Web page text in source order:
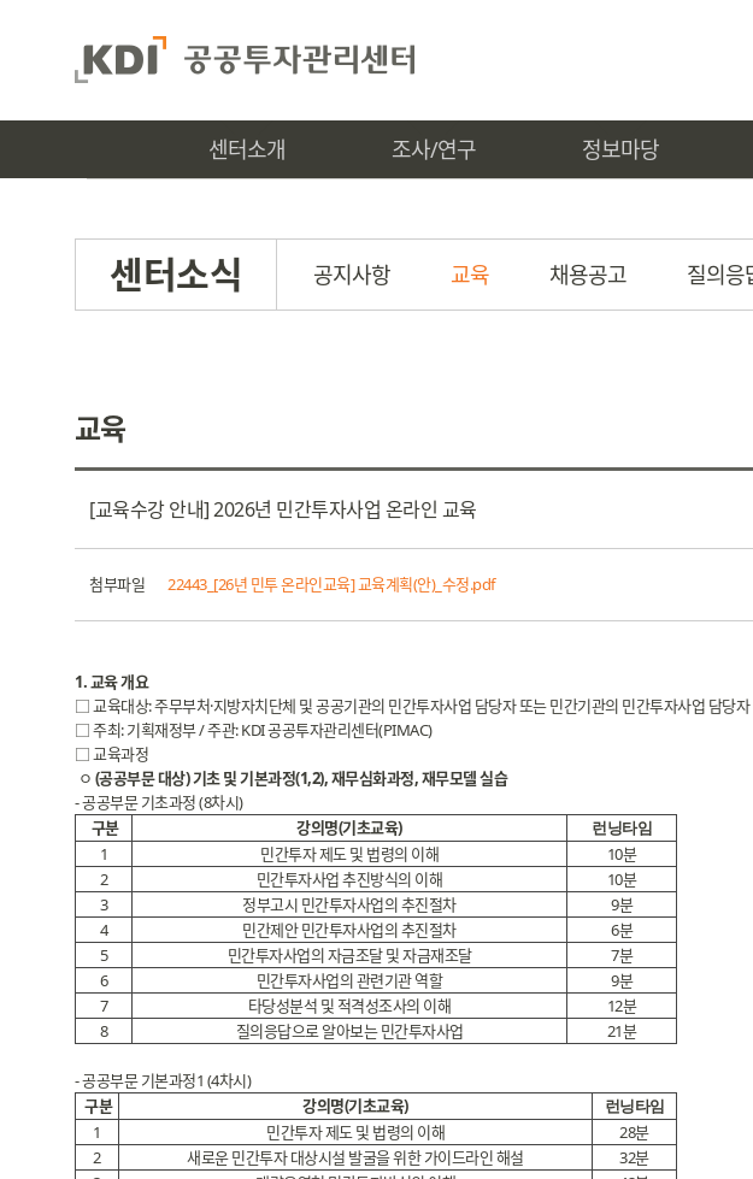
센터소개 조사/연구 정보마당
센터소식 공지사항 교육 채용공고 질의응
교육
[교육수강 안내] 2026년 민간투자사업 온라인 교육
첨부파일 22443_[26년 민투 온라인교육] 교육계획(안)_수정.pdf
1. 교육 개요
□ 교육대상: 주무부처·지방자치단체 및 공공기관의 민간투자사업 담당자 또는 민간기관의 민간투자사업 담당자
□ 주최: 기획재정부 / 주관: KDI 공공투자관리센터(PIMAC)
□ 교육과정
ㅇ (공공부문 대상) 기초 및 기본과정(1,2), 재무심화과정, 재무모델 실습
- 공공부문 기초과정 (8차시)
구분
강의명(기초교육) 런닝타임
1 민간투자 제도 및 법령의 이해
10분
2
민간투자사업 추진방식의 이해
10분
3
정부고시 민간투자사업의 추진절차
9분
4
민간제안 민간투자사업의 추진절차
6분
5
민간투자사업의 자금조달 및 자금재조달
7분
6
민간투자사업의 관련기관 역할
9분
7
타당성분석 및 적격성조사의 이해
12분
8
질의응답으로 알아보는 민간투자사업 21분
- 공공부문 기본과정1 (4차시)
구분
강의명(기초교육) 런닝타임
1 민간투자 제도 및 법령의 이해
28분
2
새로운 민간투자 대상시설 발굴을 위한 가이드라인 해설
32분